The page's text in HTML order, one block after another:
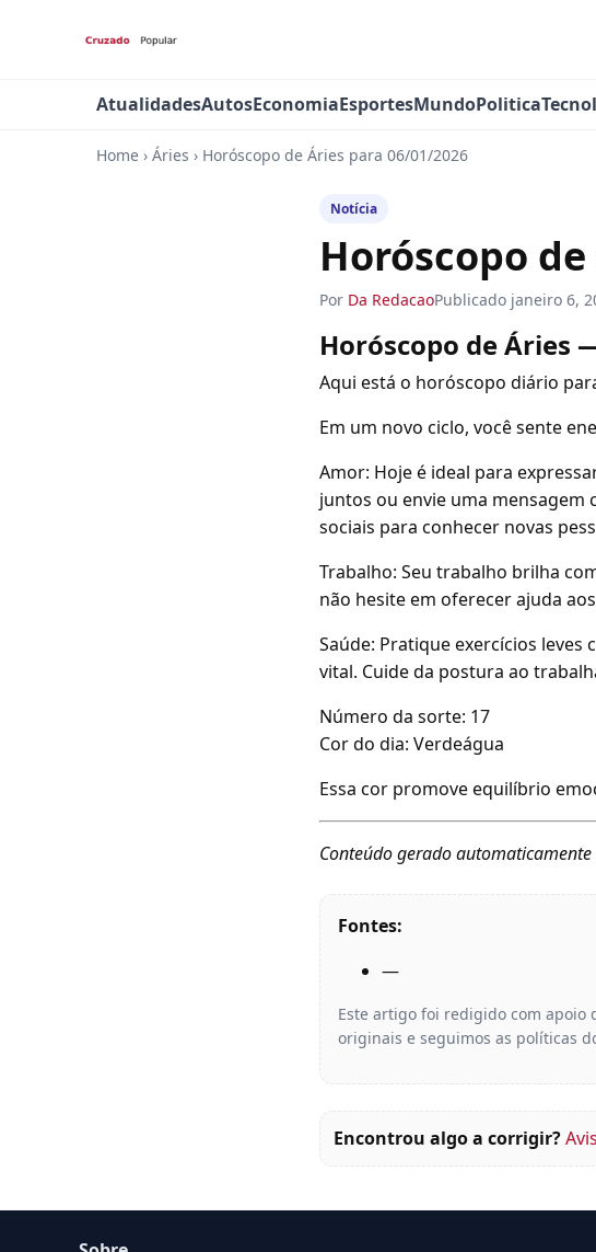
AtualidadesAutosEconomiaEsportesMundoPolitica
Home › Áries › Horóscopo de Áries para 06/01/2026
Notícia
Horóscopo
Por Da RedacaoPublicado janeiro 6,
Horóscopo de Áries
Aqui está o horóscopo diário
Em um novo ciclo, você sente
Amor: Hoje é ideal para
juntos ou envie uma mensagem
sociais para conhecer novas
Trabalho: Seu trabalho brilha
não hesite em oferecer ajuda
Saúde: Pratique exercícios
vital. Cuide da postura ao
Número da sorte: 17
Cor do dia: Verdeágua
Essa cor promove equilíbrio
Conteúdo gerado
Fontes:
—
Este artigo foi redigido com apoio
originais e seguimos as políticas
Encontrou algo a corrigir?